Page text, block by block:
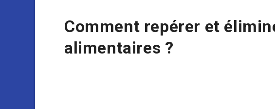
Comment repérer et
alimentaires ?